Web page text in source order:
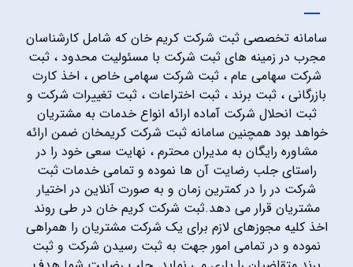
سامانه تخصصی ثبت شرکت کریم خان که شامل کارشناسان
مجرب در زمینه های ثبت شرکت با مسئولیت محدود ، ثبت
شرکت سهامی عام ، ثبت شرکت سهامی خاص ، اخذ کارت
بازرگانی ، ثبت برند ، ثبت اختراعات ، ثبت تغییرات شرکت و
ثبت انحلال شرکت آماده ارائه انواع خدمات به مشتریان
خواهد بود همچنین سامانه ثبت شرکت کریمخان ضمن ارائه
مشاوره رایگان به مدیران محترم ، نهایت سعی خود را در
راستای جلب رضایت آن ها نموده و تمامی خدمات ثبت
شرکت در را در کمترین زمان و به صورت آنلاین در اختیار
مشتریان قرار می دهد.ثبت شرکت کریم خان در طی روند
اخذ کلیه مجوزهای لازم برای یک شرکت مشتریان را همراهی
نموده و در تمامی امور جهت به ثبت رسیدن شرکت و ثبت